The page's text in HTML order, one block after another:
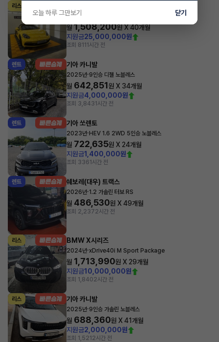
리스
2024년
월 1,508,200원 X 40개월
지원금25,000,000원
조회 811 1시간 전
렌트 기아 카니발
2025년·9인승 디젤 노블레스
월 642,851원 X 34개월
지원금4,000,000원
조회 3,8431시간 전
렌트 기아 쏘렌토
2023년· HEV 1.6 2WD 5인승 노블레스
월 722,635원 X 24개월
지원금1,400,000원
조회 3361시간 전
렌트 쉐보레(대우) 트랙스
2026년·1.2 가솔린 터보 RS
월 486,530원 X49개월
조회 2,2372시간 전
리스 BMW X시리즈
2024년·xDrive40i M Sport Package
월 1,713,990원 X 29개월
지원금10,000,000원
조회 1,8402시간 전
리스 기아 카니발
2025년·9인승 가솔린 노블레스
월 688,360원 X41개월
지원금2,000,000원
조회 1,521 2시간 전
오늘 하루 그만보기 닫기